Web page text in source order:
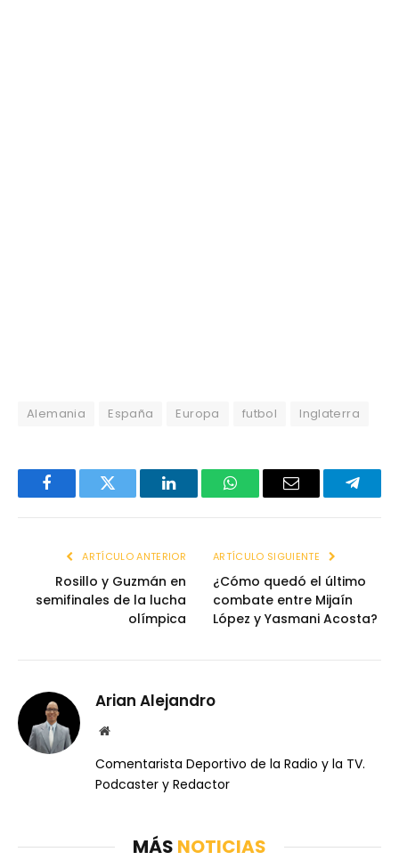
Alemania España Europa futbol Inglaterra
FacebookTwitter LinkedInWhatsAppEmail
ARTÍCULO ANTERIOR
Rosillo y Guzmán en
semifinales de la lucha
olímpica
ARTÍCULO SIGUIENTE
¿Cómo quedó el último
combate entre Mijaín
López y Yasmani Acosta?
Arian Alejandro
Website
Comentarista Deportivo de la Radio y la TV.
Podcaster y Redactor
MÁS NOTICIAS